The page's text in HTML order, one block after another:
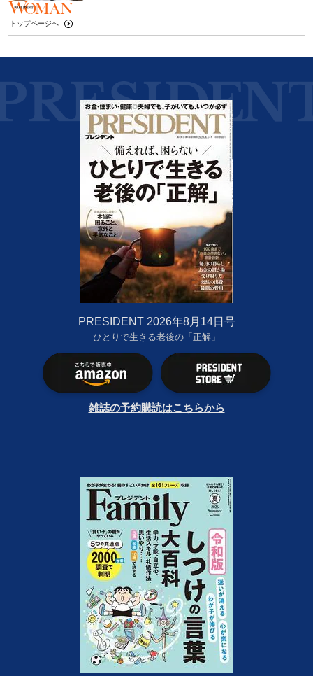
トップページへ
PRESIDENT 2026年8月14日号
ひとりで生きる老後の「正解」
雑誌の予約購読はこちらから